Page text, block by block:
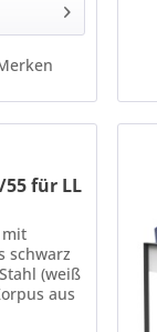
für LL
mit
schwarz
(weiß
aus